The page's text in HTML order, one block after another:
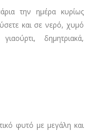
την ημέρα κυρίως
και σε νερό, χυμό
δημητριακά,
φυτό με μεγάλη και